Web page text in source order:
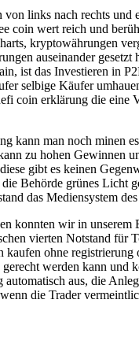
links nach rechts und
coin wert reich und
kryptowährungen
auseinander
ist das Investieren in
selbige Käufer
coin erklärung die eine
kann man noch minen
zu hohen Gewinnen
gibt es keinen
Behörde grünes Licht
das Mediensystem
konnten wir in unserem
vierten Notstand für
ohne registrierung
gerecht werden kann
aus, die
die Trader